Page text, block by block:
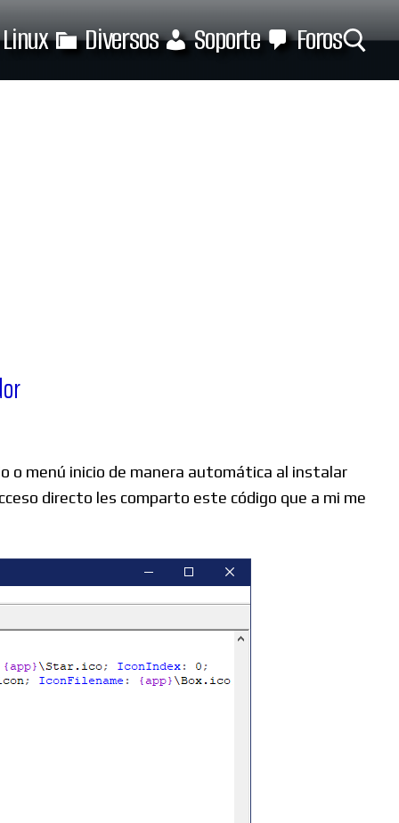
Linux Diversos Soporte Foros
o menú inicio de manera automática al instalar
directo les comparto este código que a mi me